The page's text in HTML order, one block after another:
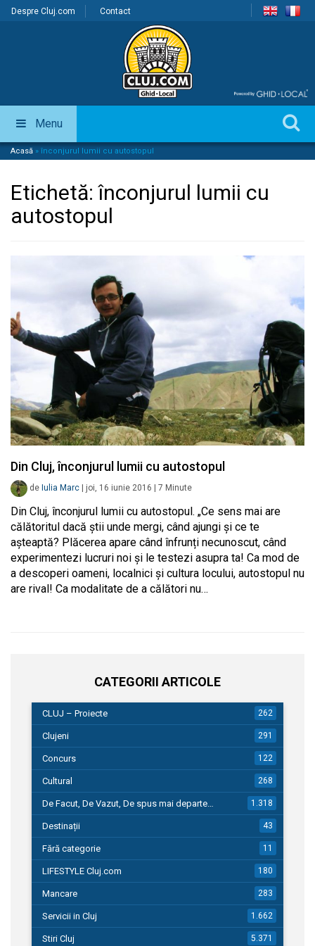
Despre Cluj.com Contact
Menu
Acasă » înconjurul lumii cu autostopul
Etichetă:înconjurul lumii cu
autostopul
Din Cluj, înconjurul lumii cu autostopul
de Iulia Marc joi, 16 iunie 2016 7 Minute
Din Cluj, înconjurul lumii cu autostopul. „Ce sens mai are
călătoritul dacă știi unde mergi, când ajungi și ce te
așteaptă? Plăcerea apare când înfrunți necunoscut, când
experimentezi lucruri noi și le testezi asupra ta! Ca mod de
a descoperi oameni, localnici și cultura locului, autostopul nu
are rival! Ca modalitate de a călători nu…
CATEGORII ARTICOLE
CLUJ – Proiecte 262
Clujeni 291
Concurs 122
Cultural 268
De Facut, De Vazut, De spus mai departe… 1.318
Destinații 43
Fără categorie 11
LIFESTYLE Cluj.com 180
Mancare 283
Servicii in Cluj 1.662
Stiri Cluj 5.371